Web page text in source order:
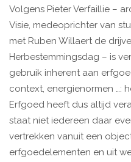
Volgens Pieter Verfaillie –
Visie, medeoprichter van
met Ruben Willaert de
Herbestemmingsdag – is
gebruik inherent aan
context, energienormen …:
Erfgoed heeft dus altijd
staat niet iedereen daar
vertrekken vanuit een
erfgoedelementen en uit